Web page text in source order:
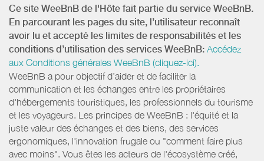
Ce site WeeBnB de l'Hôte fait partie du service WeeBnB.
En parcourant les pages du site, l’utilisateur reconnaît
avoir lu et accepté les limites de responsabilités et les
conditions d’utilisation des services WeeBnB: Accédez
aux Conditions générales WeeBnB (cliquez-ici).
WeeBnB a pour objectif d’aider et de faciliter la
communication et les échanges entre les propriétaires
d'hébergements touristiques, les professionnels du tourisme
et les voyageurs. Les principes de WeeBnB : l'équité et la
juste valeur des échanges et des biens, des services
ergonomiques, l'innovation frugale ou "comment faire plus
avec moins". Vous êtes les acteurs de l'écosystème créé,